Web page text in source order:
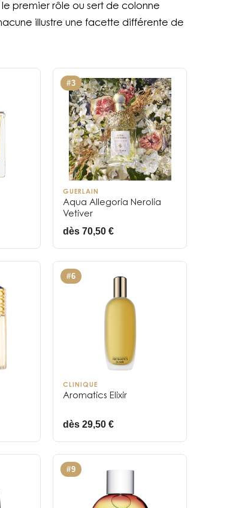
premier rôle ou sert de colonne
illustre une facette différente de
#3
GUERLAIN
Aqua Allegoria Nerolia
Vetiver
dès 70,50 €
#6
CLINIQUE
Aromatics Elixir
dès 29,50 €
#9